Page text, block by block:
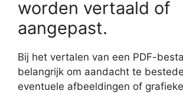
worden vertaald of
aangepast.
Bij het vertalen van een PDF-
belangrijk om aandacht te
eventuele afbeeldingen of